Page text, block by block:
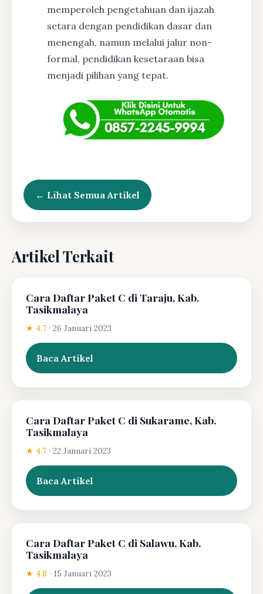
memperoleh pengetahuan dan ijazah
setara dengan pendidikan dasar dan
menengah, namun melalui jalur non-
formal, pendidikan kesetaraan bisa
menjadi pilihan yang tepat.
← Lihat Semua Artikel
Artikel Terkait
Cara Daftar Paket C di Taraju, Kab.
Tasikmalaya
★ 4.7 · 26 Januari 2023
Baca Artikel
Cara Daftar Paket C di Sukarame, Kab.
Tasikmalaya
★ 4.7 · 22 Januari 2023
Baca Artikel
Cara Daftar Paket C di Salawu, Kab.
Tasikmalaya
★ 4.8 · 15 Januari 2023